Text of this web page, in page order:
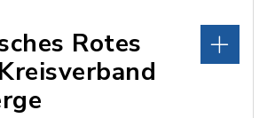
Rotes